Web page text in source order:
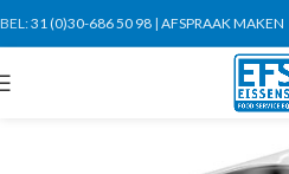
BEL:31 (0)30-686 50 98 | AFSPRAAK MAKEN